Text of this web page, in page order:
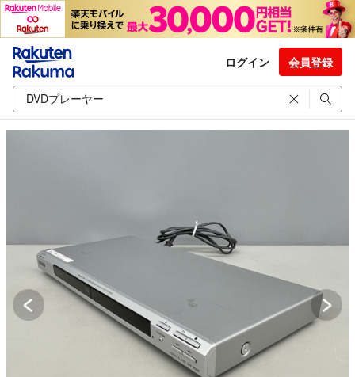
ログイン 会員登録